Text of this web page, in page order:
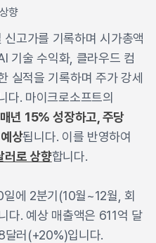
향
고가를 기록하며 시가총액
기술 수익화, 클라우드 컴
실적을 기록하며 주가 강세
다. 마이크로소프트의
년 15% 성장하고, 주당
상됩니다. 이를 반영하여
로 상향합니다.
에 2분기(10월~12월, 회
다. 예상 매출액은 611억 달
달러(+20%)입니다.